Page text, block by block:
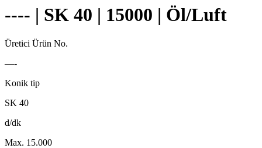
---- | SK 40 | 15000 | Öl/Luft
Üretici Ürün No.
—-
Konik tip
SK 40
d/dk
Max. 15.000